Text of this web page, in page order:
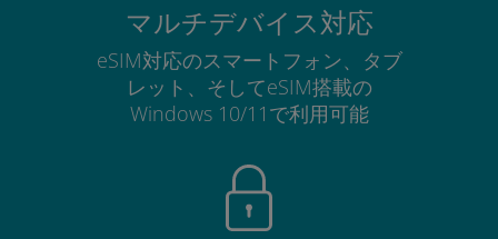
マルチデバイス対応
eSIM対応のスマートフォン、タブ
レット、そしてeSIM搭載の
Windows 10/11で利用可能